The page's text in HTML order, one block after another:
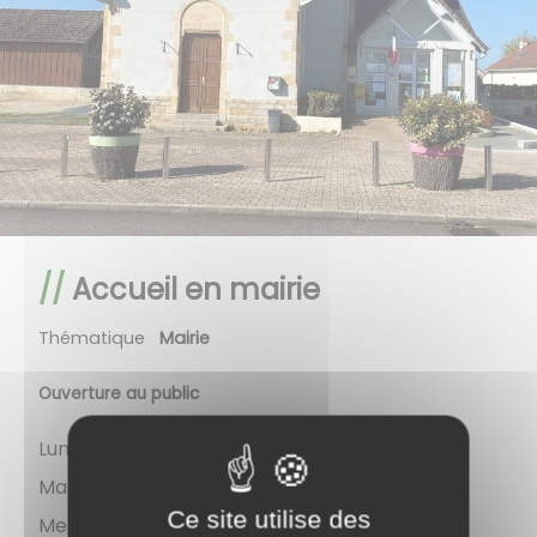
Accueil en mairie
Thématique Mairie
Ouverture au public
Lundi : de 9h00 à 12h00, de 14h00 à 17h30
Mardi : de 14h00 à 17h30
Mercredi : de 9h00 à 12h00
Ce site utilise des